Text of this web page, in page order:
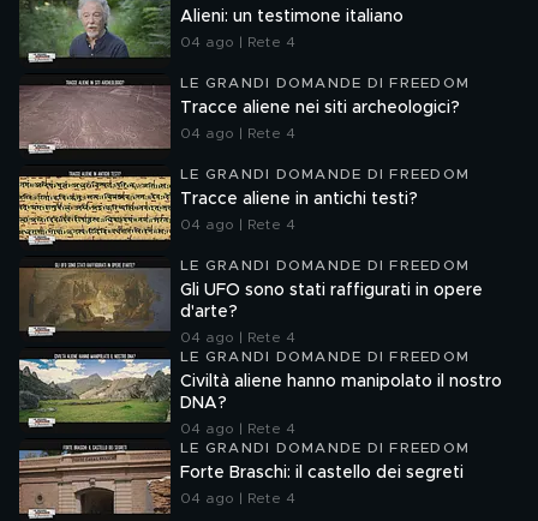
Alieni: un testimone italiano
04 ago | Rete 4
LE GRANDI DOMANDE DI FREEDOM
Tracce aliene nei siti archeologici?
04 ago | Rete 4
LE GRANDI DOMANDE DI FREEDOM
Tracce aliene in antichi testi?
04 ago | Rete 4
LE GRANDI DOMANDE DI FREEDOM
Gli UFO sono stati raffigurati in opere
d'arte?
04 ago | Rete 4
LE GRANDI DOMANDE DI FREEDOM
Civiltà aliene hanno manipolato il nostro
DNA?
04 ago | Rete 4
LE GRANDI DOMANDE DI FREEDOM
Forte Braschi: il castello dei segreti
04 ago | Rete 4